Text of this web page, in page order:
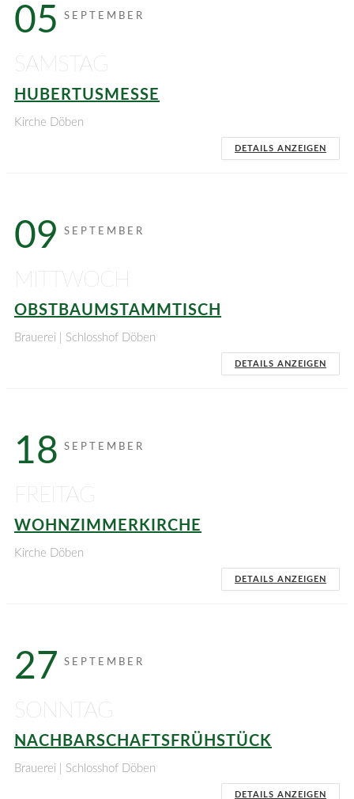
05 SEPTEMBER
SAMSTAG
HUBERTUSMESSE
Kirche Döben
DETAILS ANZEIGEN
09 SEPTEMBER
MITTWOCH
OBSTBAUMSTAMMTISCH
Brauerei | Schlosshof Döben
DETAILS ANZEIGEN
18 SEPTEMBER
FREITAG
WOHNZIMMERKIRCHE
Kirche Döben
DETAILS ANZEIGEN
27 SEPTEMBER
SONNTAG
NACHBARSCHAFTSFRÜHSTÜCK
Brauerei | Schlosshof Döben
DETAILS ANZEIGEN